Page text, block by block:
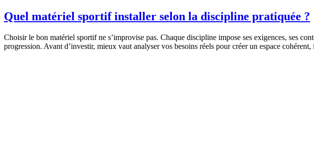
Quel matériel sportif installer selon la discipline pratiquée ?
Choisir le bon matériel sportif ne s’improvise pas. Chaque discipline impose ses exigences, ses
progression. Avant d’investir, mieux vaut analyser vos besoins réels pour créer un espace